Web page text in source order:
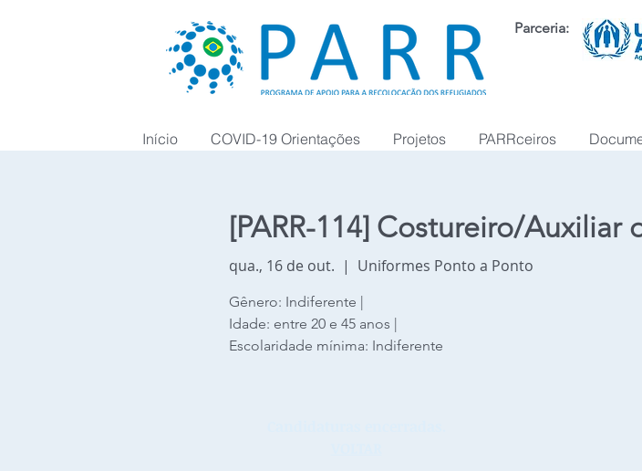
Parceria:
Início COVID-19 Orientações Projetos PARRceiros
[PARR-114] Costureiro/Auxiliar
qua., 16 de out.
  |
Uniformes Ponto a Ponto
Gênero: Indiferente |
Idade: entre 20 e 45 anos |
Escolaridade mínima: Indiferente